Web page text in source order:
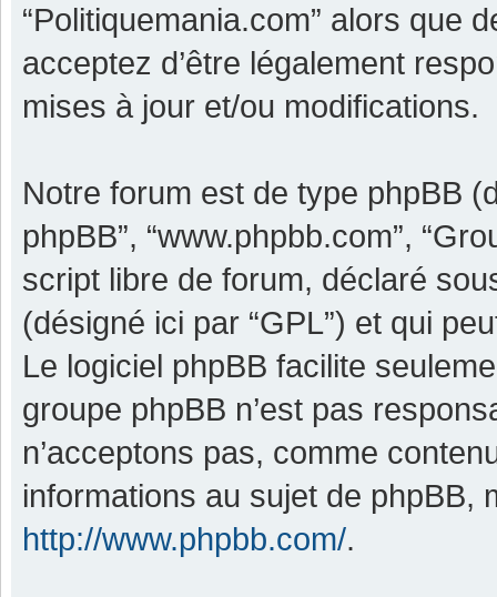
“Politiquemania.com” alors que
acceptez d’être légalement
mises à jour et/ou modifications.
Notre forum est de type phpBB
phpBB”, “www.phpbb.com”,
script libre de forum, déclaré
(désigné ici par “GPL”) et qui
Le logiciel phpBB facilite
groupe phpBB n’est pas
n’acceptons pas, comme
informations au sujet de phpBB,
http://www.phpbb.com/.